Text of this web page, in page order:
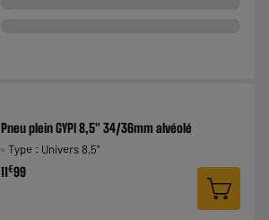
Pneu plein GYPI 8,5" 34/36mm alvéolé
Type : Univers 8,5"
11€99